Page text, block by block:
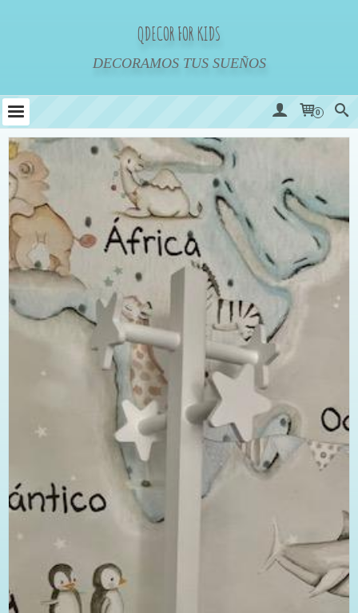
QDECOR FOR KIDS
DECORAMOS TUS SUEÑOS
0